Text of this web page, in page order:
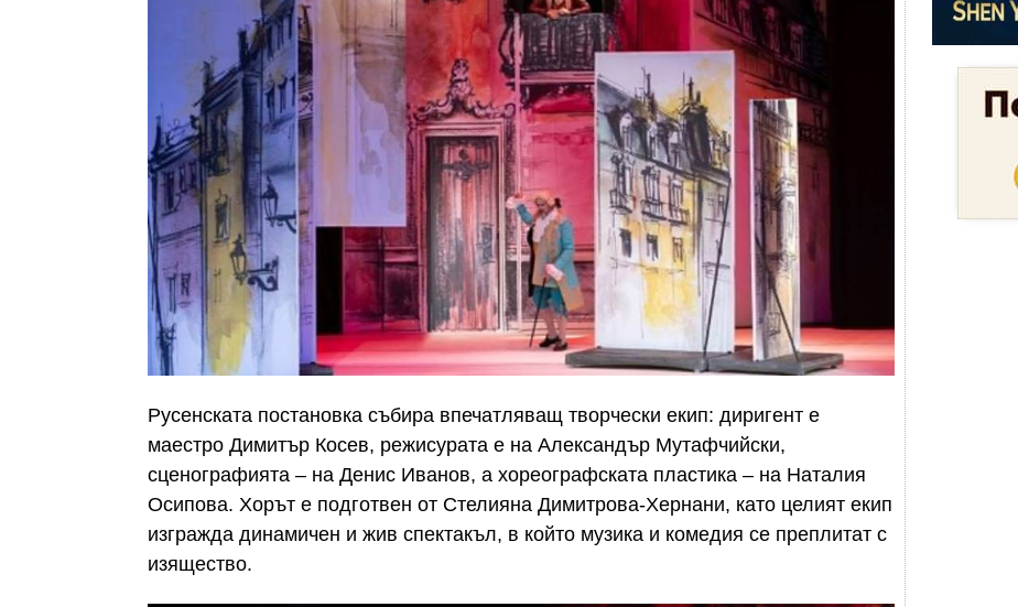
Русенската постановка събира впечатляващ творчески екип: диригент е
маестро Димитър Косев, режисурата е на Александър Мутафчийски,
сценографията – на Денис Иванов, а хореографската пластика – на Наталия
Осипова. Хорът е подготвен от Стелияна Димитрова-Хернани, като целият екип
изгражда динамичен и жив спектакъл, в който музика и комедия се преплитат с
изящество.